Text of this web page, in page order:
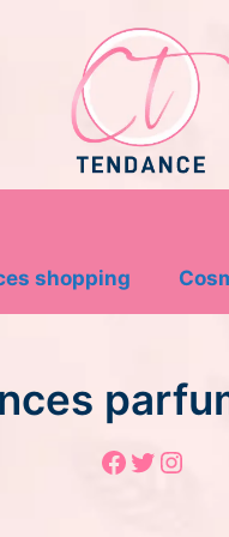
shopping
Facebook
Twitter